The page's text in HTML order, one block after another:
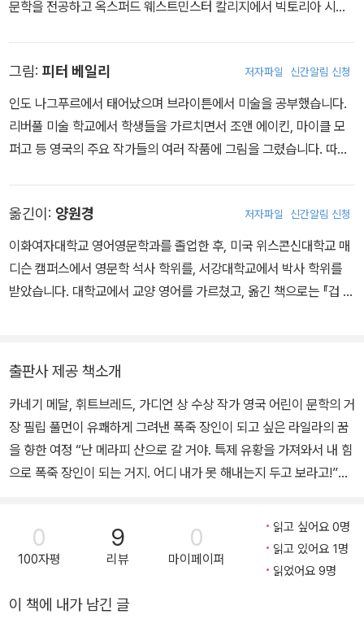
문학을 전공하고 옥스퍼드 웨스트민스터 칼리지에서 빅토리아 시대
한 충분히 따라올 수 있다고 생각한 풀먼은 어린이와 어른 모두에게
사랑받는 다양한 작품을 발표했는데, 작품마다 독자와 평단의 찬사를
고루 받으며 여러 상을 수상했습니다. 《화약 만드는 사람의 딸》로 스
마티즈상 금메달, 《시계 태엽》으로 스마티즈상 은메달, 《황금 나침
드상을 받았습니다. 《황금 나침반》은 카네기상 70주년 기념 최고의
수상작 10편에 뽑혔으며 영화로도 제작되었습니다. 2005년에는 아
안적 세계를 소개하며 판타지 장르에 새로움을 가져오고, 스토리텔링
과 가장 고고한 정신적 통찰력을 결합한 새로운 장르를 만들었다는
평가를 받았습니다. 이 외에도 《카를슈타인 백작》, 《안개 속의 루비》
그림: 피터 베일리 저자파일 신간알림 신청
인도 나그푸르에서 태어났으며 브라이튼에서 미술을 공부했습니다.
리버풀 미술 학교에서 학생들을 가르치면서 조앤 에이킨, 마이클 모
퍼고 등 영국의 주요 작가들의 여러 작품에 그림을 그렸습니다. 따뜻
께 작업했습니다.
옮긴이: 양원경 저자파일 신간알림 신청
이화여자대학교 영어영문학과를 졸업한 후, 미국 위스콘신대학교 매
디슨 캠퍼스에서 영문학 석사 학위를, 서강대학교에서 박사 학위를
받았습니다. 대학교에서 교양 영어를 가르쳤고, 옮긴 책으로는 『겁 없
출판사 제공 책소개
카네기 메달, 휘트브레드, 가디언 상 수상 작가 영국 어린이 문학의 거
장 필립 풀먼이 유쾌하게 그려낸 폭죽 장인이 되고 싶은 라일라의 꿈
을 향한 여정 “난 메라피 산으로 갈 거야. 특제 유황을 가져와서 내 힘
으로 폭죽 장인이 되는 거지. 어디 내가 못 해내는지 두고 보라고!”
스위클리》 “이야기에 마법 같은 매력이 있는 보기 드문 책이다. 경쾌
한 묘사는 그야말로 천재적이다.” -《인디펜던트》 “놀라운 결말에 이
르기까지 기대를 고조시키며 풀먼 특유의 방식으로 이야기를 풀어간
기 좋은 재기 발랄한 책. 우스꽝스러우면서도 사랑스러운 인물들이
0
100자평
9
리뷰
0
마이페이퍼
읽고 싶어요 0명
읽고 있어요 1명
읽었어요 9명
이 책에 내가 남긴 글